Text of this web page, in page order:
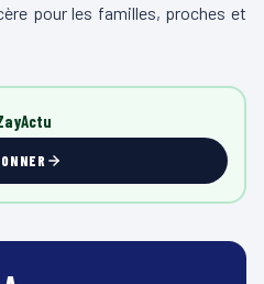
pour les familles, proches et